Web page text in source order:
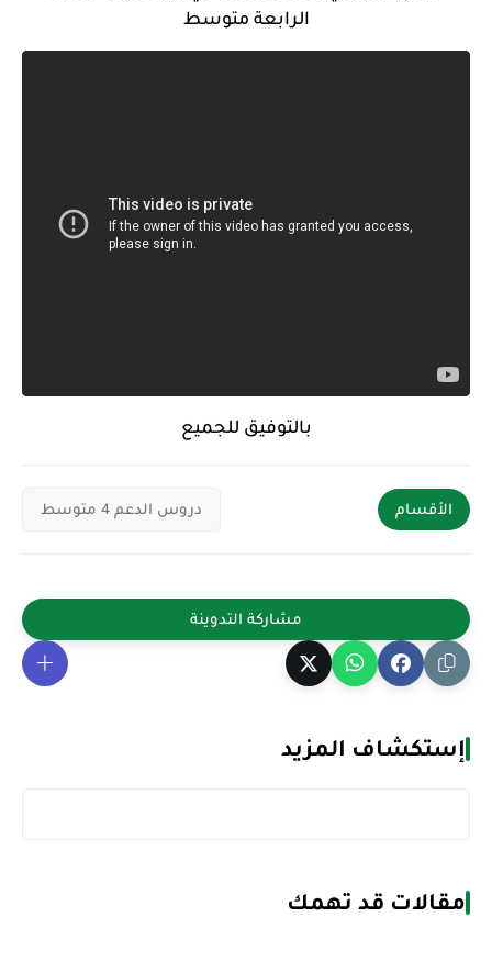
الرابعة متوسط
بالتوفيق للجميع
الأقسام دروس الدعم 4 متوسط
إستكشاف المزيد
مقالات قد تهمك